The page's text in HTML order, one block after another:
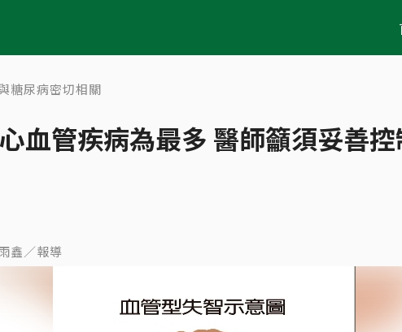
糖尿病密切相關
血管疾病為最多 醫師籲須妥善控
鑫／報導